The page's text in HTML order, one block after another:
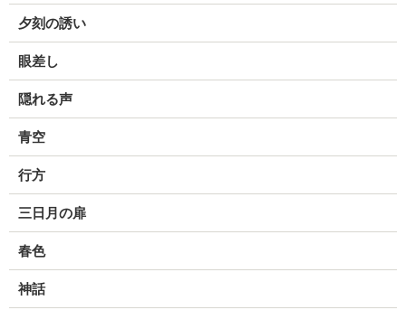
夕刻の誘い
眼差し
隠れる声
青空
行方
三日月の扉
春色
神話